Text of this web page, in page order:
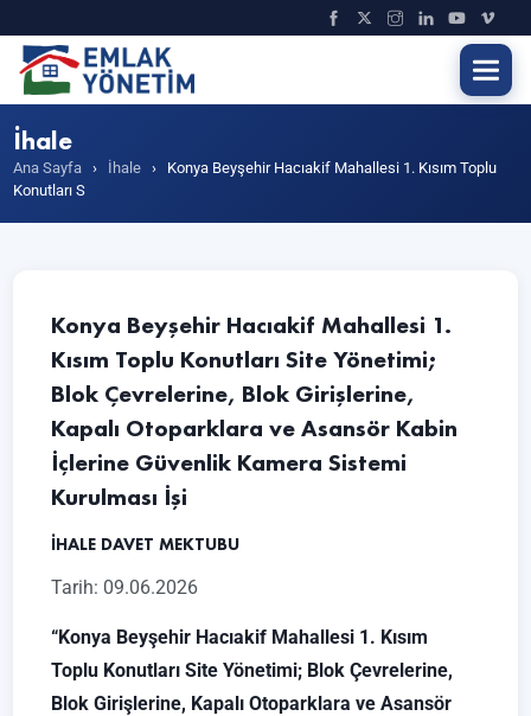
İhale
Ana Sayfa › İhale ›
Konya Beyşehir Hacıakif Mahallesi 1. Kısım Toplu
Konutları S
Konya Beyşehir Hacıakif Mahallesi 1.
Kısım Toplu Konutları Site Yönetimi;
Blok Çevrelerine, Blok Girişlerine,
Kapalı Otoparklara ve Asansör Kabin
İçlerine Güvenlik Kamera Sistemi
Kurulması İşi
İHALE DAVET MEKTUBU
Tarih: 09.06.2026
“Konya Beyşehir Hacıakif Mahallesi 1. Kısım
Toplu Konutları Site Yönetimi; Blok Çevrelerine,
Blok Girişlerine, Kapalı Otoparklara ve Asansör